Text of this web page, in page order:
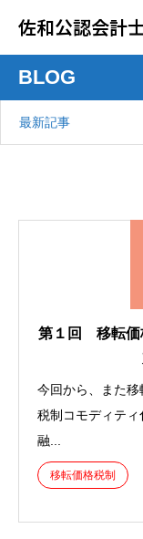
佐和公認会計
BLOG
最新記事
第１回 移転価
今回から、また
税制コモディテ
融...
移転価格税制